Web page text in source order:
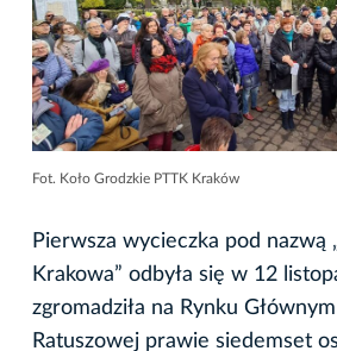
Fot. Koło Grodzkie PTTK Kraków
Pierwsza wycieczka pod nazwą
Krakowa” odbyła się w 12
zgromadziła na Rynku
Ratuszowej prawie siedemset